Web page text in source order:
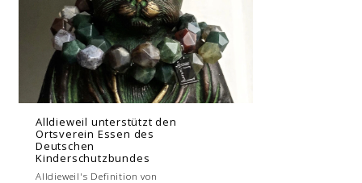
Alldieweil unterstützt den
Ortsverein Essen des
Deutschen
Kinderschutzbundes
Alldieweil's Definition von